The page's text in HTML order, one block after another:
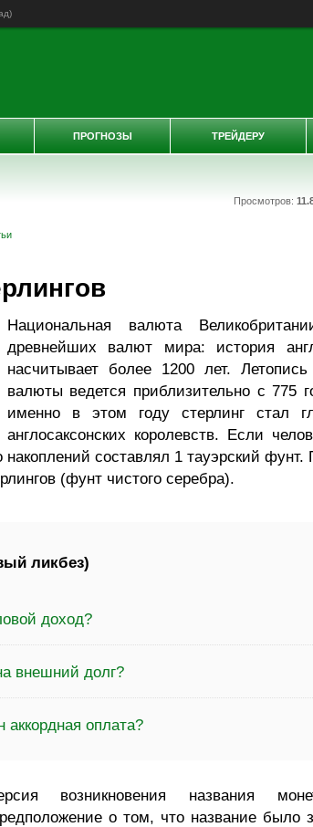
)
Просмотров:
Национальная валюта
древнейших валют мира: история
насчитывает более 1200 лет. Летопись
валюты ведется приблизительно с 775
именно в этом году стерлинг стал
англосаксонских королевств. Если
составлял 1 тауэрский
(фунт чистого серебра).
ликбез)
доход?
внешний долг?
аккордная оплата?
возникновения названия
о том, что название было
ПРОГНОЗЫ ТРЕЙДЕРУ